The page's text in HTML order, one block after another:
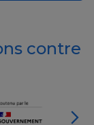
contre